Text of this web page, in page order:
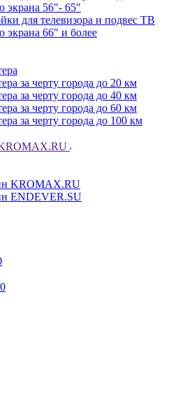
экрана 56"- 65"
для телевизора и подвес ТВ
экрана 66" и более
за черту города до 20 км
за черту города до 40 км
за черту города до 60 км
за черту города до 100 км
KROMAX.RU
ENDEVER.SU
0